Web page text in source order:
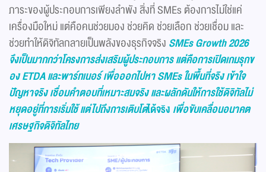
ภาระของผู้ประกอบการเพียงลำพัง สิ่งที่ SMEs ต้องการไม่ใช่แค่
เครื่องมือใหม่ แต่คือคนช่วยมอง ช่วยคิด ช่วยเลือก ช่วยเชื่อม และ
ช่วยทำให้ดิจิทัลกลายเป็นพลังของธุรกิจจริง SMEs Growth 2026
จึงเป็นมากกว่าโครงการส่งเสริมผู้ประกอบการ แต่คือการเปิดเกมรุกข
องETDAและพาร์ทเนอร์ เพื่อออกไปหาSMEsในพื้นที่จริง เข้าใจ
ปัญหาจริง เชื่อมคำตอบที่เหมาะสมจริง และผลักดันให้การใช้ดิจิทัลไม่
หยุดอยู่ที่การเริ่มใช้ แต่ไปถึงการเติบโตได้จริงเพื่อขับเคลื่อนอนาคต
เศรษฐกิจดิจิทัลไทย